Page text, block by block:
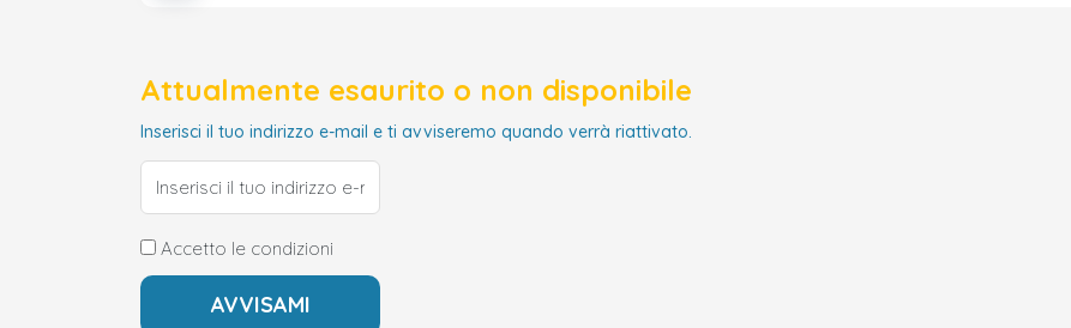
Attualmente esaurito o non disponibile
Inserisci il tuo indirizzo e-mail e ti avviseremo quando verrà riattivato.
Accetto le condizioni